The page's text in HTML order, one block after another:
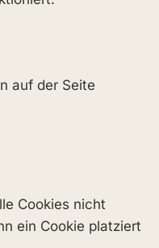
auf der Seite
Cookies nicht
ein Cookie platziert